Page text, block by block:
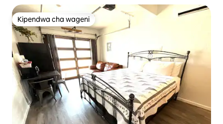
Kipendwa cha wageni
Kipendwa cha wageni